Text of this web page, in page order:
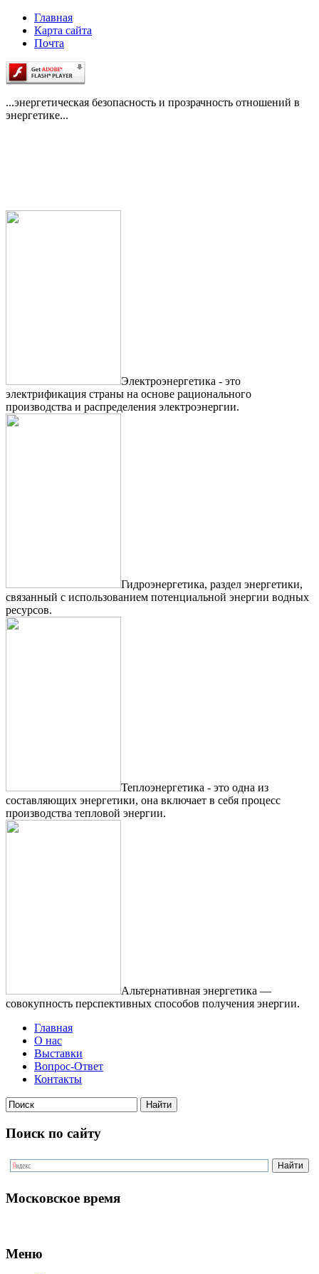
Главная
Карта сайта
Почта
...энергетическая безопасность и прозрачность отношений в
энергетике...
Электроэнергетика - это
электрификация страны на основе рационального
производства и распределения электроэнергии.
Гидроэнергетика, раздел энергетики,
связанный с использованием потенциальной энергии водных
ресурсов.
Теплоэнергетика - это одна из
составляющих энергетики, она включает в себя процесс
производства тепловой энергии.
Альтернативная энергетика —
совокупность перспективных способов получения энергии.
Главная
О нас
Выставки
Вопрос-Ответ
Контакты
Поиск по сайту
Московское время
Меню